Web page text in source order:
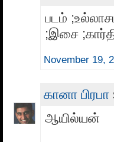
படம்
;இசை
November 19,
கானா பிரபா
ஆயில்யன்